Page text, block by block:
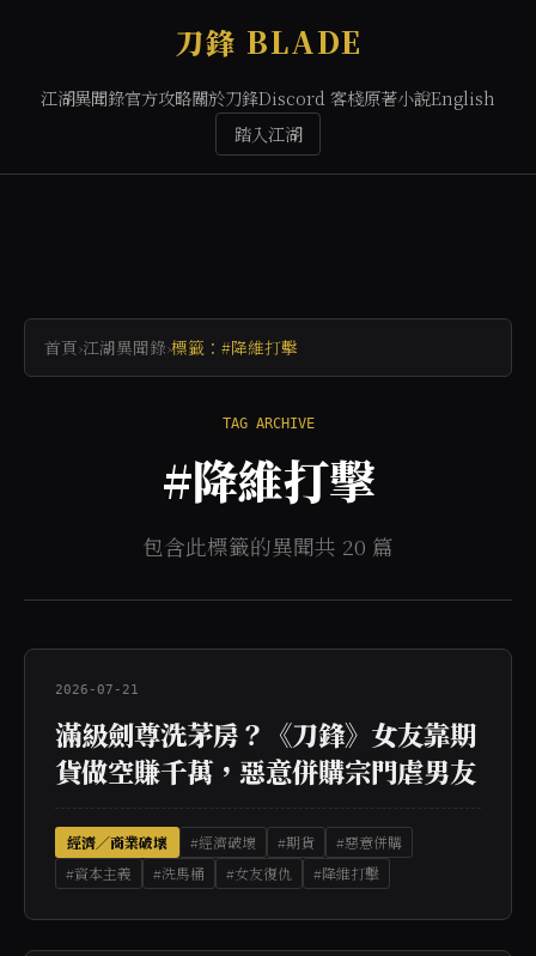
刀鋒 BLADE
江湖異聞錄官方攻略關於刀鋒Discord 客棧原著小說English
踏入江湖
首頁›江湖異聞錄›標籤：#降維打擊
TAG ARCHIVE
#降維打擊
包含此標籤的異聞共 20 篇
2026-07-21
滿級劍尊洗茅房？《刀鋒》女友靠期
貨做空賺千萬，惡意併購宗門虐男友
經濟／商業破壞 #經濟破壞 #期貨
#惡意併購
#資本主義
#洗馬桶 #女友復仇 #降維打擊